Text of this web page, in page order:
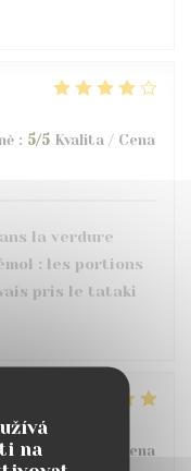
na
: 5/5 Kvalita / Cena
la verdure
: les portions
pris le tataki
: 5/5
Kvalita / Cena